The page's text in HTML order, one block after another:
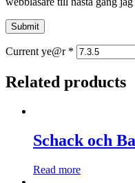
Current ye@r *
Related products
Schack och
Read more